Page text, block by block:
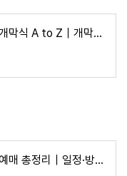
2025 부산국제영화제 개막식 A to Z｜개막작·사회자·레드카펫 총정리
부산국제영화제 2025 예매 총정리｜일정·방법·티켓팅 꿀팁